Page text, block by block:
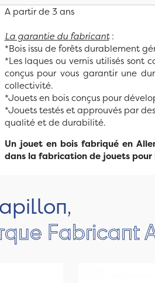
A partir de 3 ans
La garantie du fabricant:
*Bois issu de forêts durablement
*Les laques ou vernis utilisés sont
conçus pour vous garantir une
collectivité.
*Jouets en bois conçus pour
*Jouets testés et approuvés par
qualité et de durabilité.
Un jouet en bois fabriqué en
dans la fabrication de jouets pour
Fabricant